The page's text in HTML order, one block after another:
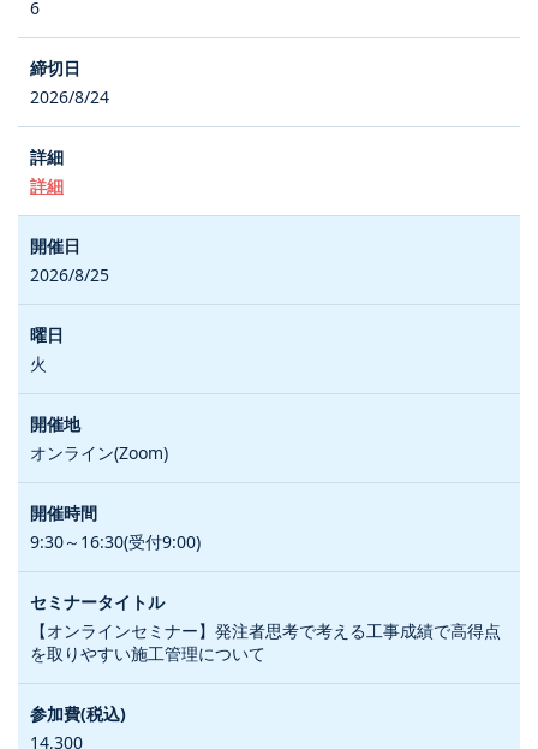
6
2026/8/24
詳細
2026/8/25
火
オンライン(Zoom)
9:30～16:30(受付9:00)
【オンラインセミナー】発注者思考で考える工事成績で高得点
を取りやすい施工管理について
14,300